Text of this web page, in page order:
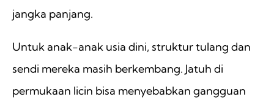
jangka panjang.
Untuk anak-anak usia dini, struktur tulang dan
sendi mereka masih berkembang. Jatuh di
permukaan licin bisa menyebabkan gangguan